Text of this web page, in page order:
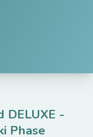
DELUXE -
Phase